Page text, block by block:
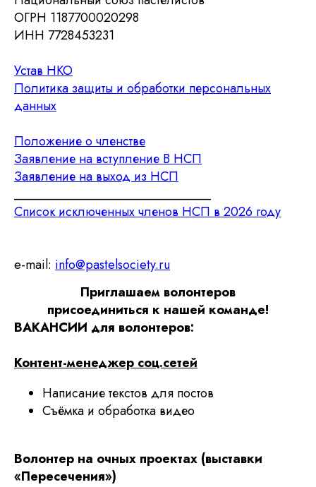
ОГРН 1187700020298
ИНН 7728453231
Устав НКО
Политика защиты и обработки персональных
данных
Положение о членстве
Заявление на вступление В НСП
Заявление на выход из НСП
_______________________________
Список исключенных членов НСП в 2026 году
e-mail: info@pastelsociety.ru
Приглашаем волонтеров
присоединиться к нашей команде!
ВАКАНСИИ для волонтеров:
Контент-менеджер соц.сетей
Написание текстов для постов
Съёмка и обработка видео
Волонтер на очных проектах (выставки
«Пересечения»)